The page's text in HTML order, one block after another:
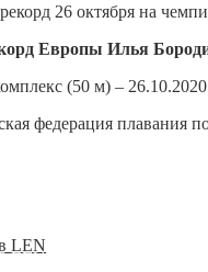
26 октября на
Европы Илья
(50 м) –
федерация
LEN